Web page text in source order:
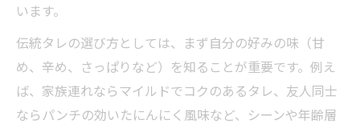
います。
伝統タレの選び方としては、まず自分の好みの味（甘
め、辛め、さっぱりなど）を知ることが重要です。例え
ば、家族連れならマイルドでコクのあるタレ、友人同士
ならパンチの効いたにんにく風味など、シーンや年齢層